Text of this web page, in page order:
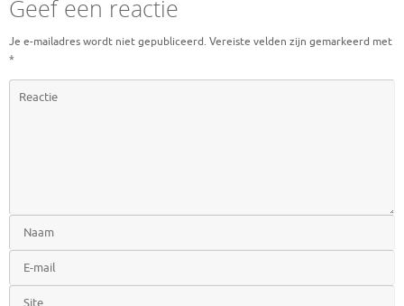
Geef een reactie
Je e-mailadres wordt niet gepubliceerd. Vereiste velden zijn gemarkeerd met
*